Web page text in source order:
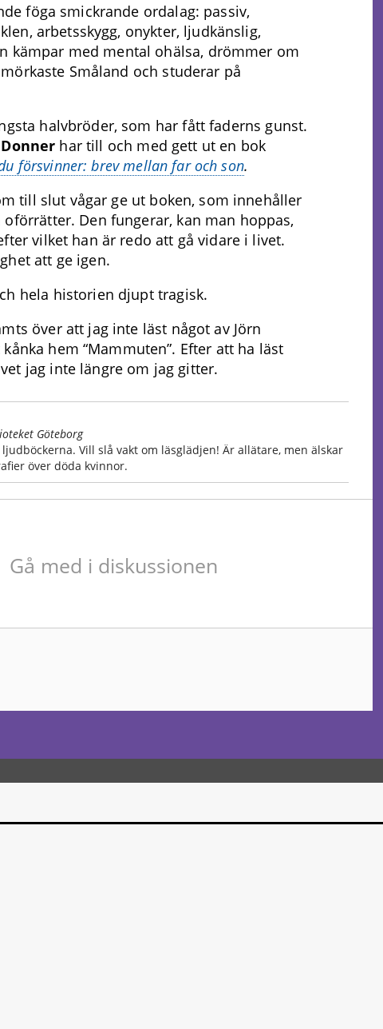
föga smickrande ordalag: passiv,
arbetsskygg, onykter, ljudkänslig,
kämpar med mental ohälsa, drömmer om
Småland och studerar på
halvbröder, som har fått faderns gunst.
har till och med gett ut en bok
försvinner: brev mellan far och son.
till slut vågar ge ut boken, som innehåller
Den fungerar, kan man hoppas,
vilket han är redo att gå vidare i livet.
att ge igen.
hela historien djupt tragisk.
över att jag inte läst något av Jörn
hem “Mammuten”. Efter att ha läst
jag inte längre om jag gitter.
Göteborg
Vill slå vakt om läsglädjen! Är allätare, men älskar
över döda kvinnor.
Gå med i diskussionen